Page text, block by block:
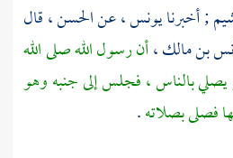
;أخبرنايونس ،عنالحسن ،قال
بن مالك ،أن رسول الله صلى الله
يصلي بالناس ، فجلس إلى جنبه وهو
فصلى بصلاته.